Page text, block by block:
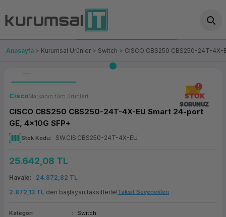
Geri Dön
Geri Dön
OT/VT Ürünleri
Fiş Yazıcı
Self Servis Ekranı
(Firewall)
Geri Dön
Makinesi
Geri Dön
Çözümleri
Geri Dön
Geri Dön
Bağlantı
Yedekleme
Geri Dön
Ürünler
Paketi
Anasayfa Kurumsal Ürünler Switch CISCO CBS250 CBS250-24T-4X-
STOK
SORUNUZ
CiscoMarkanın tüm ürünleri
CISCO CBS250 CBS250-24T-4X-EU Smart 24-port
GE, 4x10G SFP+
Stok Kodu SW.CIS.CBS250-24T-4X-EU
25.642,08 TL
Havale
24.872,82 TL
2.872,13 TL'den başlayan taksitlerle!Taksit Seçenekleri
Kategori
Switch